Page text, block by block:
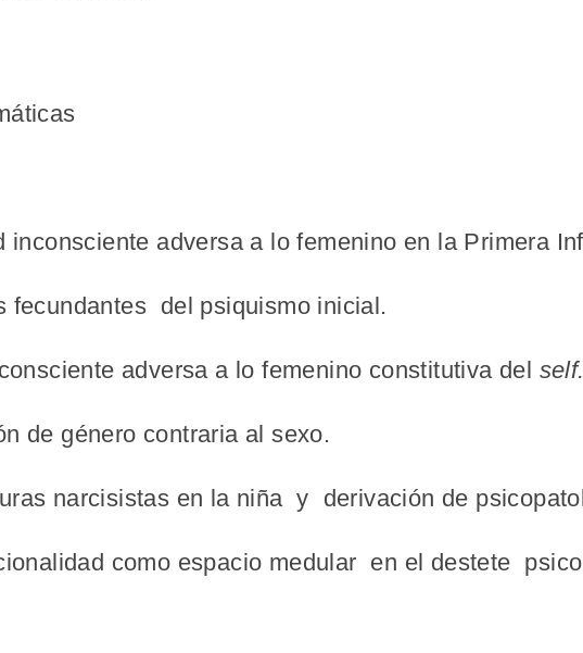
inconsciente adversa a lo femenino en la Primera
fecundantes del psiquismo inicial.
adversa a lo femenino constitutiva del self.
de género contraria al sexo.
narcisistas en la niña y derivación de
como espacio medular en el destete